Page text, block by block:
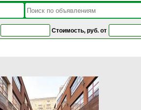
Стоимость, руб. от